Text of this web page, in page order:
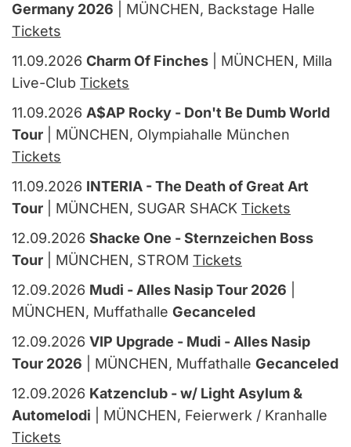
Germany 2026 | MÜNCHEN, Backstage Halle
Tickets
11.09.2026 Charm Of Finches | MÜNCHEN, Milla
Live-Club Tickets
11.09.2026 A$AP Rocky - Don't Be Dumb World
Tour | MÜNCHEN, Olympiahalle München
Tickets
11.09.2026 INTERIA - The Death of Great Art
Tour | MÜNCHEN, SUGAR SHACK Tickets
12.09.2026 Shacke One - Sternzeichen Boss
Tour | MÜNCHEN, STROM Tickets
12.09.2026 Mudi - Alles Nasip Tour 2026
MÜNCHEN, Muffathalle Gecanceled
12.09.2026 VIP Upgrade - Mudi - Alles Nasip
Tour 2026 | MÜNCHEN, Muffathalle Gecanceled
12.09.2026 Katzenclub - w/ Light Asylum &
Automelodi | MÜNCHEN, Feierwerk / Kranhalle
Tickets